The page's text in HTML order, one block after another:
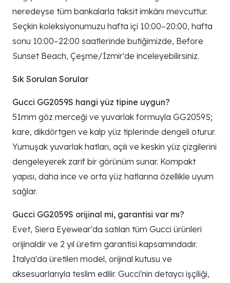
neredeyse tüm bankalarla taksit imkânı mevcuttur.
Seçkin koleksiyonumuzu hafta içi 10:00–20:00, hafta
sonu 10:00–22:00 saatlerinde butiğimizde, Before
Sunset Beach, Çeşme/İzmir'de inceleyebilirsiniz.
Sık Sorulan Sorular
Gucci GG2059S hangi yüz tipine uygun?
51mm göz merceği ve yuvarlak formuyla GG2059S;
kare, dikdörtgen ve kalp yüz tiplerinde dengeli oturur.
Yumuşak yuvarlak hatları, açılı ve keskin yüz çizgilerini
dengeleyerek zarif bir görünüm sunar. Kompakt
yapısı, daha ince ve orta yüz hatlarına özellikle uyum
sağlar.
Gucci GG2059S orijinal mi, garantisi var mı?
Evet, Siera Eyewear'da satılan tüm Gucci ürünleri
orijinaldir ve 2 yıl üretim garantisi kapsamındadır.
İtalya'da üretilen model, orijinal kutusu ve
aksesuarlarıyla teslim edilir. Gucci'nin detaycı işçiliği,